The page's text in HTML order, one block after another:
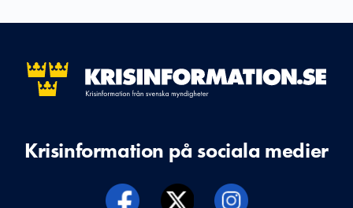
Krisinformation på sociala medier